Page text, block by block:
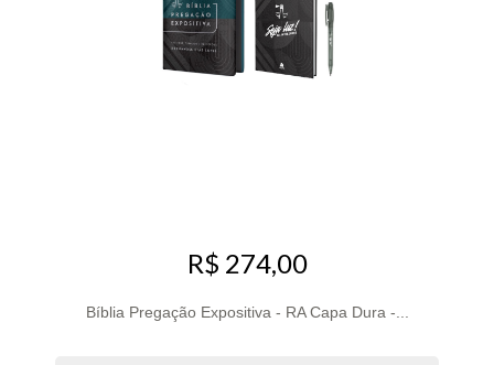
R$ 274,00
Bíblia Pregação Expositiva - RA Capa Dura -...